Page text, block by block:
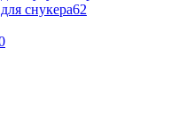
снукера62